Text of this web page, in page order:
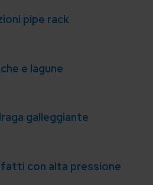
pipe rack
e lagune
galleggiante
con alta pressione